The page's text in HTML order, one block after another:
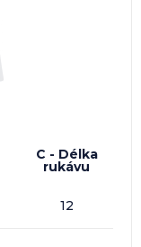
C - Délka
rukávu
12